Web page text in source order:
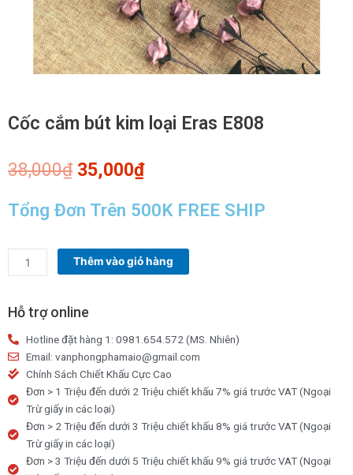
Cốc cắm bút kim loại Eras E808
38,000₫ Giá
gốc
là:
38,000₫.
35,000₫Giá
tại
là:
Tổng Đơn Trên 500K FREE SHIP
Cốc
cắm
kim
Eras
E808
số
lượng
Thêm vào giỏ hàng
Hỗ trợ online
Hotline đặt hàng 1: 0981.654.572 (MS. Nhiên)
Email: vanphongphamaio@gmail.com
Chính Sách Chiết Khấu Cực Cao
Đơn > 1 Triệu đến dưới 2 Triệu chiết khấu 7% giá trước VAT (Ngoại
Trừ giấy in các loại)
Đơn > 2 Triệu đến dưới 3 Triệu chiết khấu 8% giá trước VAT (Ngoại
Trừ giấy in các loại)
Đơn > 3 Triệu đến dưới 5 Triệu chiết khấu 9% giá trước VAT (Ngoại